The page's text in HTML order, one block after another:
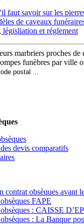
faut savoir sur les
de caveaux
législiation et réglement
marbriers proches de
funèbres par ville
devis comparatifs
contrat obsèques avant
FAPE
: CAISSE
: La Banque